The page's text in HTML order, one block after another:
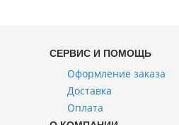
СЕРВИС И ПОМОЩЬ
Оформление заказа
Доставка
Оплата